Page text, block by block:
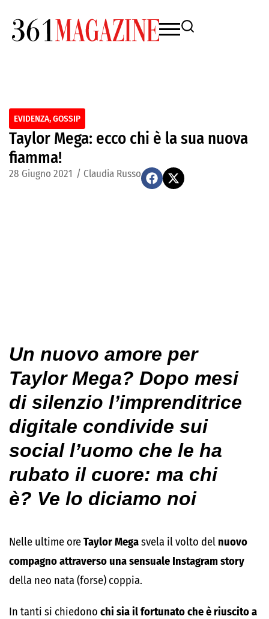
EVIDENZA,GOSSIP
Taylor Mega: ecco chi è la sua nuova
fiamma!
28 Giugno 2021 / Claudia Russo
Un nuovo amore per
Taylor Mega? Dopo mesi
di silenzio l’imprenditrice
digitale condivide sui
social l’uomo che le ha
rubato il cuore: ma chi
è? Ve lo diciamo noi
Nelle ultime oreTaylor Megasvela il volto del nuovo
compagno attraverso una sensuale Instagram story
della neo nata (forse) coppia.
In tanti si chiedono chi sia il fortunato che è riuscito a